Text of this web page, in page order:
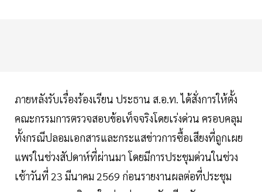
ภายหลังรับเรื่องร้องเรียน ประธาน ส.อ.ท. ได้สั่งการให้ตั้ง
คณะกรรมการตรวจสอบข้อเท็จจริงโดยเร่งด่วน ครอบคลุม
ทั้งกรณีปลอมเอกสารและกระแสข่าวการซื้อเสียงที่ถูกเผย
แพร่ในช่วงสัปดาห์ที่ผ่านมา โดยมีการประชุมด่วนในช่วง
เช้าวันที่ 23 มีนาคม 2569 ก่อนรายงานผลต่อที่ประชุม